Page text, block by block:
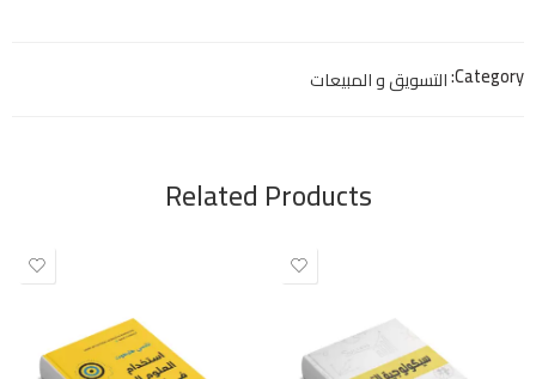
Category: التسويق و المبيعات
Related Products